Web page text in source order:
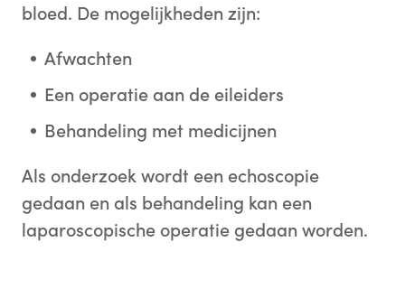
bloed. De mogelijkheden zijn:
Afwachten
Een operatie aan de eileiders
Behandeling met medicijnen
Als onderzoek wordt een echoscopie
gedaan en als behandeling kan een
laparoscopische operatie gedaan worden.